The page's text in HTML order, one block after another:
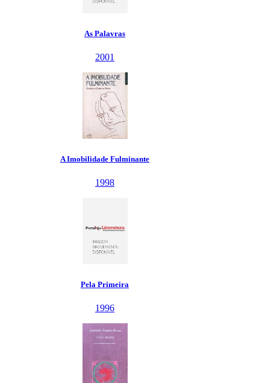
As Palavras
2001
A Imobilidade Fulminante
1998
Pela Primeira
1996